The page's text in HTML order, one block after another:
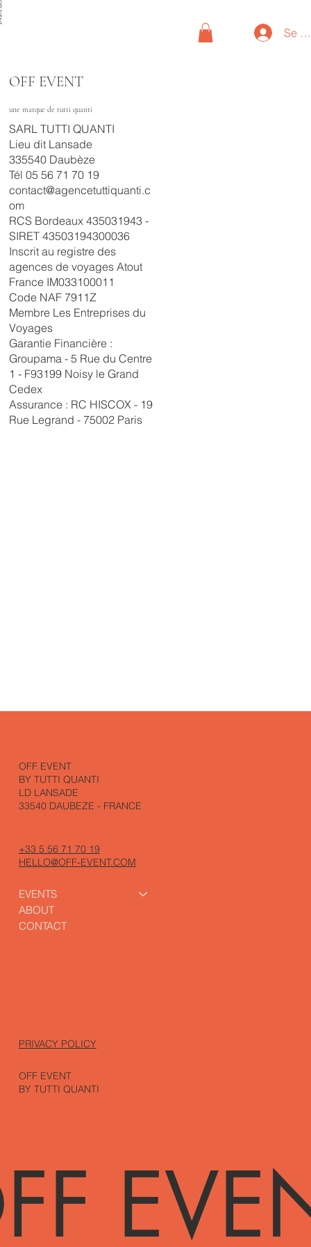
Se
OFF EVENT
une marque de tutti quanti
SARL TUTTI QUANTI
Lieu dit Lansade
335540 Daubèze
Tél 05 56 71 70 19
contact@agencetuttiquanti.c
om
RCS Bordeaux 435031943 -
SIRET 43503194300036
Inscrit au registre des
agences de voyages Atout
France IM033100011
Code NAF 7911Z
Membre Les Entreprises du
Voyages
Garantie Financière :
Groupama - 5 Rue du Centre
1 - F93199 Noisy le Grand
Cedex
Assurance : RC HISCOX - 19
Rue Legrand - 75002 Paris
OFF EVENT
BY TUTTI QUANTI
LD LANSADE
33540 DAUBEZE - FRANCE
+33 5 56 71 70 19
HELLO@OFF-EVENT.COM
EVENTS
ABOUT
CONTACT
PRIVACY POLICY
OFF EVENT
BY TUTTI QUANTI